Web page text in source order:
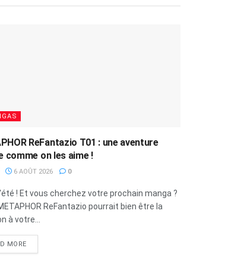
ReFantazio T01 : une aventure
comme on les aime !
6 AOÛT 2026 0
! Et vous cherchez votre prochain manga ?
ReFantazio pourrait bien être la
à votre...
MORE